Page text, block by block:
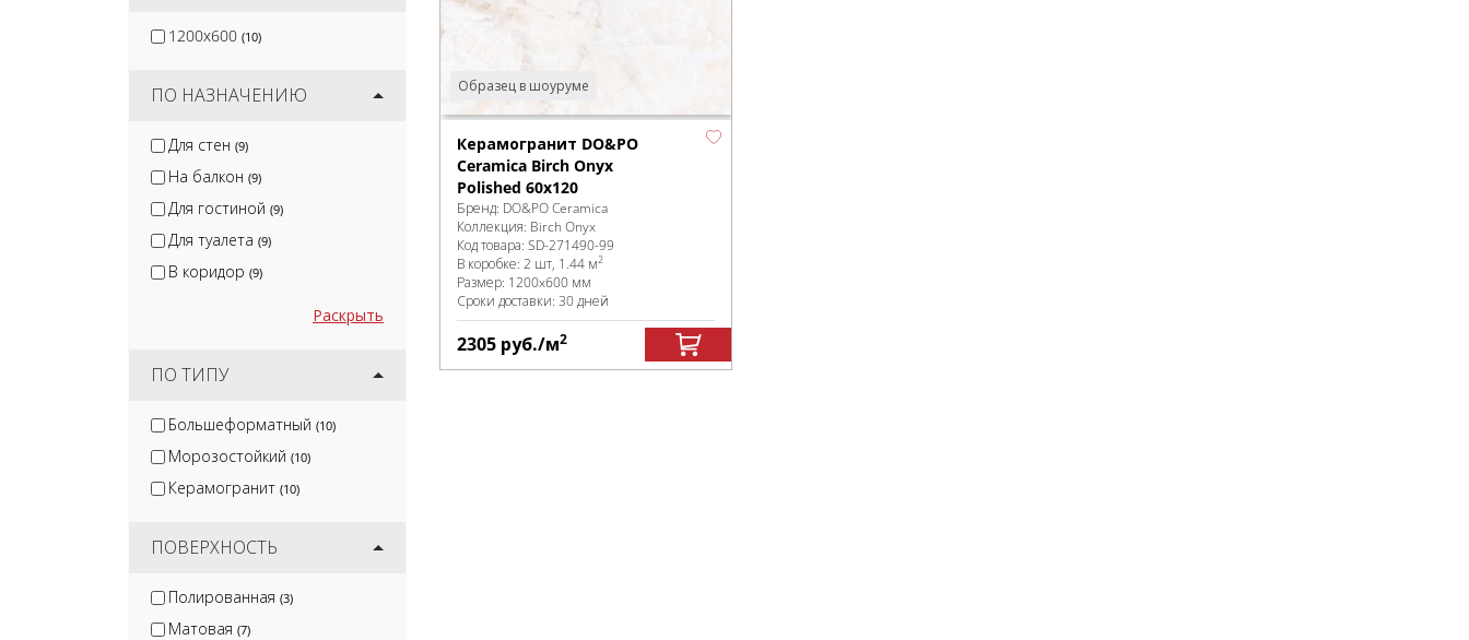
1200x600 (10)
ПО НАЗНАЧЕНИЮ
Для стен (9)
На балкон (9)
Для гостиной (9)
Для туалета (9)
В коридор (9)
Раскрыть
ПО ТИПУ
Большеформатный (10)
Морозостойкий (10)
Керамогранит (10)
ПОВЕРХНОСТЬ
Полированная (3)
Матовая (7)
Образец в шоуруме
Керамогранит DO&PO
Ceramica Birch Onyx
Polished 60x120
Бренд: DO&PO Ceramica
Коллекция: Birch Onyx
Код товара: SD-271490-99
В коробке: 2 шт, 1.44 м2
Размер: 1200x600 мм
Сроки доставки: 30 дней
2305 руб./м2